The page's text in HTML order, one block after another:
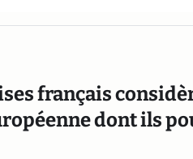
français
dont ils